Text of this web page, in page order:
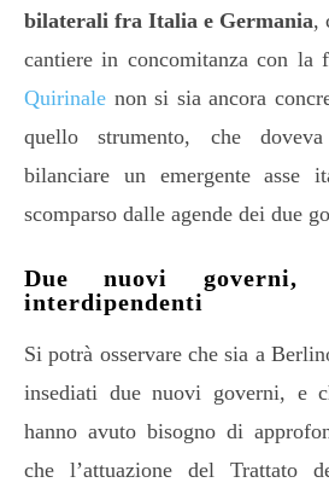
bilaterali fra Italia e Germania,
cantiere in concomitanza con la
Quirinale non si sia ancora
quello strumento, che
bilanciare un emergente asse
scomparso dalle agende dei due
Due nuovi governi,
interdipendenti
Si potrà osservare che sia a
insediati due nuovi governi, e
hanno avuto bisogno di
che l’attuazione del Trattato